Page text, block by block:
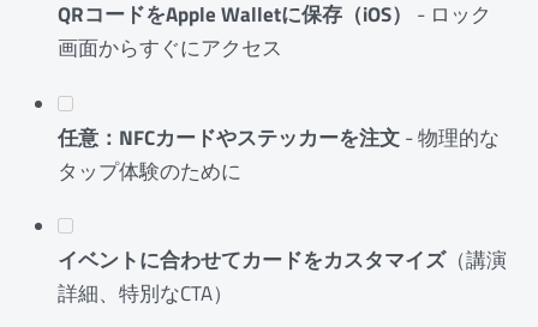
QRコードをApple Walletに保存（iOS） - ロック
画面からすぐにアクセス
任意：NFCカードやステッカーを注文- 物理的な
タップ体験のために
イベントに合わせてカードをカスタマイズ（講演
詳細、特別なCTA）